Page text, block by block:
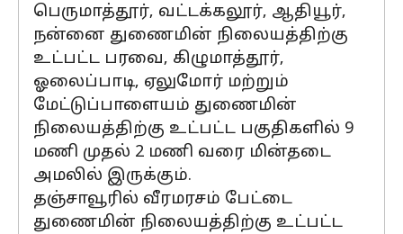
பெருமாத்தூர், வட்டக்கலூர், ஆதியூர்,
நன்னை துணைமின் நிலையத்திற்கு
உட்பட்ட பரவை, கிழுமாத்தூர்,
ஓலைப்பாடி, ஏலுமோர் மற்றும்
மேட்டுப்பாளையம் துணைமின்
நிலையத்திற்கு உட்பட்ட பகுதிகளில் 9
மணி முதல் 2 மணி வரை மின்தடை
அமலில் இருக்கும்.
தஞ்சாவூரில் வீரமரசம் பேட்டை
துணைமின் நிலையத்திற்கு உட்பட்ட